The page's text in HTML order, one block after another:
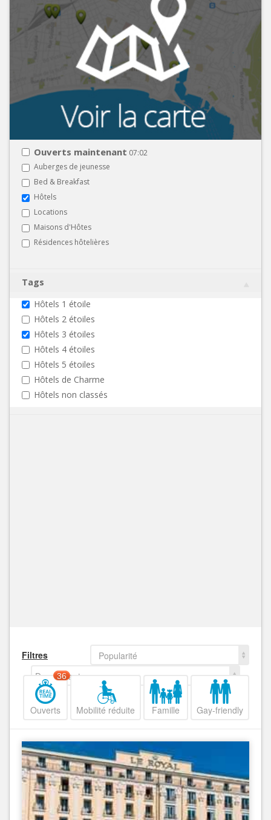
Ouverts maintenant 07:02
Auberges de jeunesse
Bed & Breakfast
Hôtels
Locations
Maisons d'Hôtes
Résidences hôtelières
Tags
Hôtels 1 étoile
Hôtels 2 étoiles
Hôtels 3 étoiles
Hôtels 4 étoiles
Hôtels 5 étoiles
Hôtels de Charme
Hôtels non classés
Filtres
Popularité
Decroissant
Ouverts
36
Mobilité réduite Famille Gay-friendly